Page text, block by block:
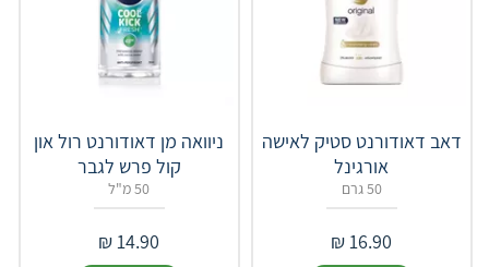
דאב דאודורנט סטיק לאישה
אורגינל
50 גרם
16.90
₪
ניוואה מן דאודורנט רול און
קול פרש לגבר
50 מ"ל
14.90
₪